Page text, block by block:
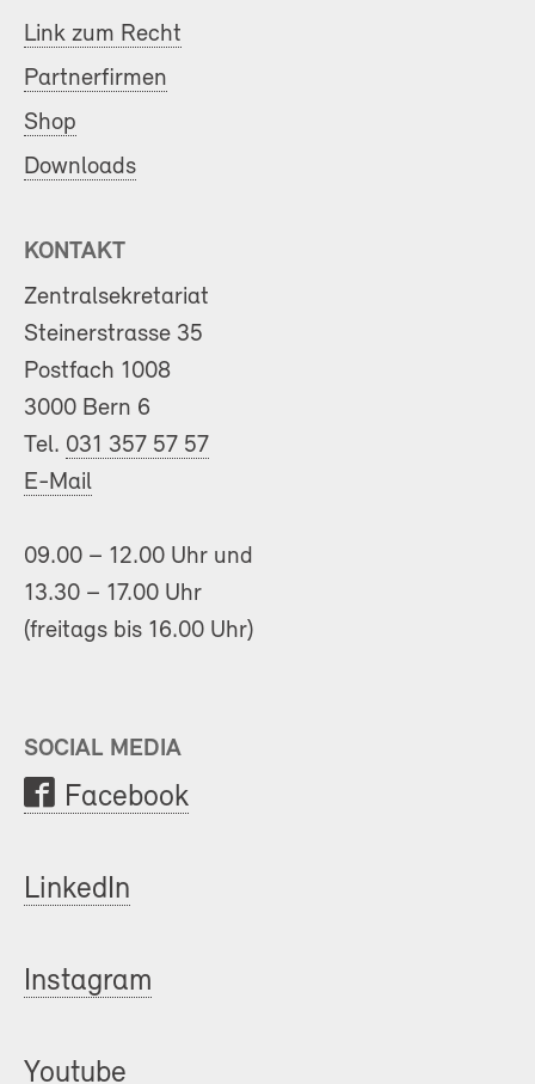
Link zum Recht
Partnerfirmen
Shop
Downloads
KONTAKT
Zentralsekretariat
Steinerstrasse 35
Postfach 1008
3000 Bern 6
Tel. 031 357 57 57
E-Mail
09.00 – 12.00 Uhr und
13.30 – 17.00 Uhr
(freitags bis 16.00 Uhr)
SOCIAL MEDIA
Facebook
LinkedIn
Instagram
Youtube